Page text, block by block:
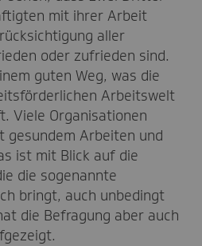
mit ihrer Arbeit
aller
oder zufrieden sind.
guten Weg, was die
Arbeitswelt
Viele Organisationen
gesundem Arbeiten und
ist mit Blick auf die
die sogenannte
bringt, auch unbedingt
die Befragung aber auch